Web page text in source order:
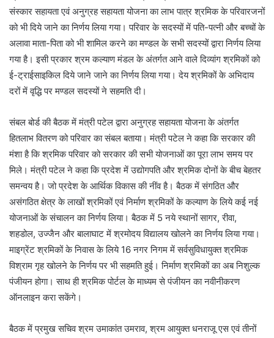
संस्कार सहायता एवं अनुग्रह सहायता योजना का लाभ पात्र श्रमिक के परिवारजनों
को भी दिये जाने का निर्णय लिया गया। परिवार के सदस्यों में पति-पत्नी और बच्चों के
अलावा माता-पिता को भी शामिल करने का मण्डल के सभी सदस्यों द्वारा निर्णय लिया
गया है। इसी प्रकार श्रम कल्याण मंडल के अंतर्गत आने वाले दिव्यांग श्रमिकों को
ई-ट्राईसाइकिल दिये जाने जाने का निर्णय लिया गया। देय श्रमिकों के अभिदाय
दरों में वृद्धि पर मण्डल सदस्यों ने सहमति दी।
संबल बोर्ड की बैठक में मंत्री पटेल द्वारा अनुग्रह सहायता योजना के अंतर्गत
हितलाभ वितरण को परिवार का संबल बताया। मंत्री पटेल ने कहा कि सरकार की
मंशा है कि श्रमिक परिवार को सरकार की सभी योजनाओं का पूरा लाभ समय पर
मिले। मंत्री पटेल ने कहा कि प्रदेश में उद्योगपति और श्रमिक दोनों के बीच बेहतर
समन्वय है। जो प्रदेश के आर्थिक विकास की नींव है। बैठक में संगठित और
असंगठित क्षेत्र के लाखों श्रमिकों एवं निर्माण श्रमिकों के कल्याण के लिये कई नई
योजनाओं के संचालन का निर्णय लिया। बैठक में 5 नये स्थानों सागर, रीवा,
शहडोल, उज्जैन और बालाघाट में श्रमोदय विद्यालय खोलने का निर्णय लिया गया।
माइग्रेंट श्रमिकों के निवास के लिये 16 नगर निगम में सर्वसुविधायुक्त श्रमिक
विश्राम गृह खोलने के निर्णय पर भी सहमति हुई। निर्माण श्रमिकों का अब निशुल्क
पंजीयन होगा। साथ ही श्रमिक पोर्टल के माध्यम से पंजीयन का नवीनीकरण
ऑनलाइन करा सकेंगे।
बैठक में प्रमुख सचिव श्रम उमाकांत उमराव, श्रम आयुक्त धनराजू एस एवं तीनों